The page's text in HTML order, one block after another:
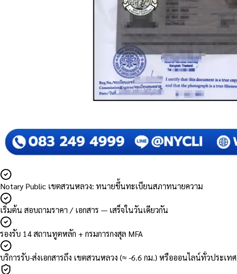
Notary Public เขตสวนหลวง: ทนายขึ้นทะเบียนสภาทนายความ
เริ่มต้น สอบถามราคา / เอกสาร — เสร็จในวันเดียวกัน
รองรับ 14 สถานทูตหลัก + กรมการกงสุล MFA
บริการรับ-ส่งเอกสารถึง เขตสวนหลวง (≈ -6.6 กม.) หรือออนไลน์ทั่วประเทศ